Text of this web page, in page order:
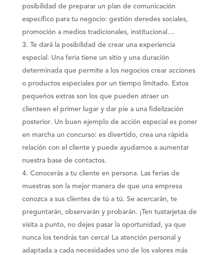
posibilidad de preparar un plan de comunicación
específico para tu negocio: gestión deredes sociales,
promoción a medios tradicionales, institucional…
Te dará la posibilidad de crear una experiencia
especial . Una feria tiene un sitio y una duración
determinada que permite a los negocios crear acciones
o productos especiales por un tiempo limitado. Estos
pequeños extras son los que pueden atraer un
clienteen el primer lugar y dar pie a una fidelización
posterior. Un buen ejemplo de acción especial es poner
en marcha un concurso: es divertido, crea una rápida
relación con el cliente y puede ayudarnos a aumentar
nuestra base de contactos.
Conocerás a tu cliente en persona. Las ferias de
muestras son la mejor manera de que una empresa
conozca a sus clientes de tú a tú. Se acercarán, te
preguntarán, observarán y probarán. ¡Ten tustarjetas de
visita a punto, no dejes pasar la oportunidad, ya que
nunca los tendrás tan cerca! La atención personal y
adaptada a cada necesidades uno de los valores más